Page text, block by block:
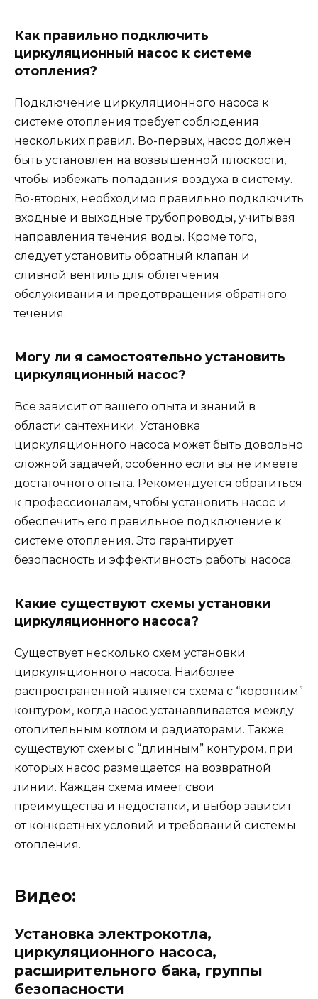
Как правильно подключить
циркуляционный насос к системе
отопления?
Подключение циркуляционного насоса к
системе отопления требует соблюдения
нескольких правил. Во-первых, насос должен
быть установлен на возвышенной плоскости,
чтобы избежать попадания воздуха в систему.
Во-вторых, необходимо правильно подключить
входные и выходные трубопроводы, учитывая
направления течения воды. Кроме того,
следует установить обратный клапан и
сливной вентиль для облегчения
обслуживания и предотвращения обратного
течения.
Могу ли я самостоятельно установить
циркуляционный насос?
Все зависит от вашего опыта и знаний в
области сантехники. Установка
циркуляционного насоса может быть довольно
сложной задачей, особенно если вы не имеете
достаточного опыта. Рекомендуется обратиться
к профессионалам, чтобы установить насос и
обеспечить его правильное подключение к
системе отопления. Это гарантирует
безопасность и эффективность работы насоса.
Какие существуют схемы установки
циркуляционного насоса?
Существует несколько схем установки
циркуляционного насоса. Наиболее
распространенной является схема с “коротким”
контуром, когда насос устанавливается между
отопительным котлом и радиаторами. Также
существуют схемы с “длинным” контуром, при
которых насос размещается на возвратной
линии. Каждая схема имеет свои
преимущества и недостатки, и выбор зависит
от конкретных условий и требований системы
отопления.
Видео:
Установка электрокотла,
циркуляционного насоса,
расширительного бака, группы
безопасности